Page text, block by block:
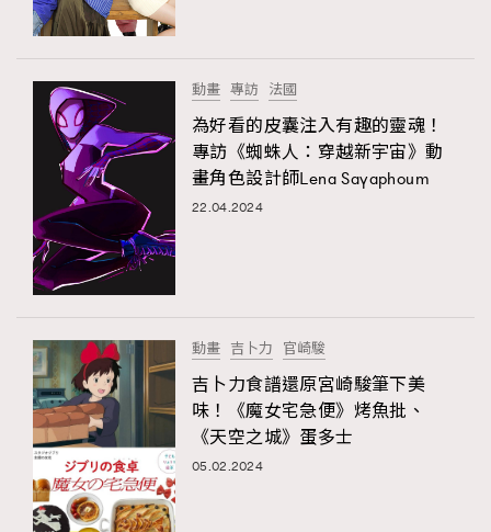
EmpowerF
FashionWeek
動畫 專訪 法國
為好看的皮囊注入有趣的靈魂！
專訪《蜘蛛人：穿越新宇宙》動
畫角色設計師Lena Sayaphoum
22.04.2024
動畫 吉卜力 官崎駿
吉卜力食譜還原宮崎駿筆下美
味！《魔女宅急便》烤魚批、
《天空之城》蛋多士
05.02.2024